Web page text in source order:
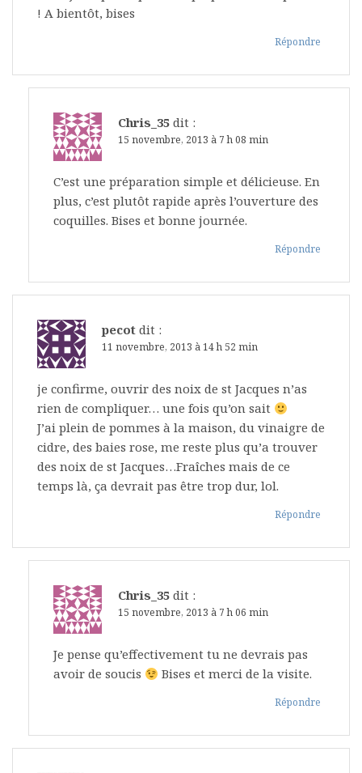
! A bientôt, bises
Répondre
Chris_35 dit :
15 novembre, 2013 à 7 h 08 min
C’est une préparation simple et délicieuse. En
plus, c’est plutôt rapide après l’ouverture des
coquilles. Bises et bonne journée.
Répondre
pecot dit :
11 novembre, 2013 à 14 h 52 min
je confirme, ouvrir des noix de st Jacques n’as
rien de compliquer… une fois qu’on sait
J’ai plein de pommes à la maison, du vinaigre de
cidre, des baies rose, me reste plus qu’a trouver
des noix de st Jacques…Fraîches mais de ce
temps là, ça devrait pas être trop dur, lol.
Répondre
Chris_35 dit :
15 novembre, 2013 à 7 h 06 min
Je pense qu’effectivement tu ne devrais pas
avoir de soucis
Bises et merci de la visite.
Répondre